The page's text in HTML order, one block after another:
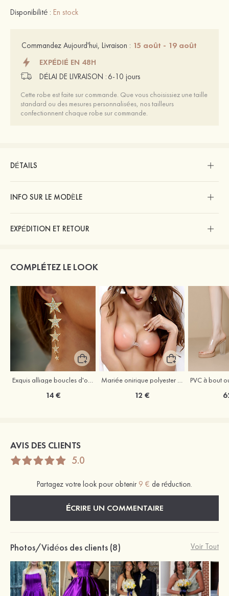
Disponibilité : En stock
Commandez Aujourd'hui, Livraison : 15 août - 19 août
EXPÉDIÉ EN 48H
DÉLAI DE LIVRAISON : 6-10 jours
Cette robe est faite sur commande. Que vous choisissiez une taille
standard ou des mesures personnalisées, nos tailleurs
confectionnent chaque robe sur commande.
DÉTAILS
INFO SUR LE MODÈLE
EXPÉDITION ET RETOUR
COMPLÉTEZ LE LOOK
Exquis alliage boucles d'oreilles
14 €
Mariée onirique polyester soutien-gorge
12 €
AVIS DES CLIENTS
5.0
Partagez votre look pour obtenir 9 € de réduction.
ÉCRIRE UN COMMENTAIRE
Photos/Vidéos des clients (8) Voir Tout